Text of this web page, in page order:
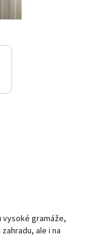
gramáže,
ale i na